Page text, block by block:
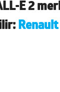
E 2
Renault